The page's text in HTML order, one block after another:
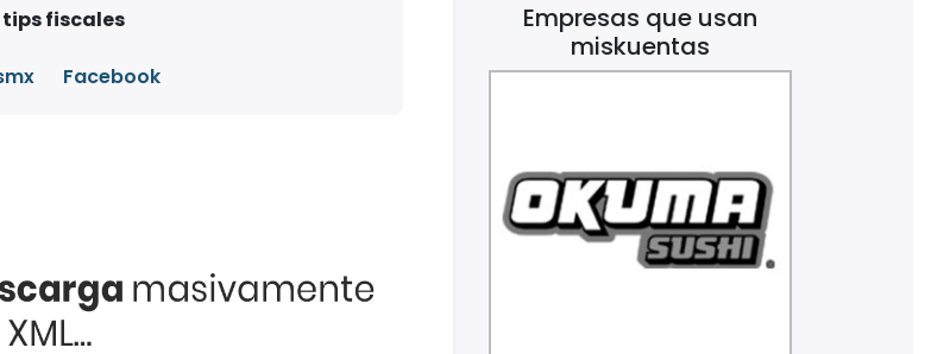
fiscales
Facebook
Empresas que usan
miskuentas